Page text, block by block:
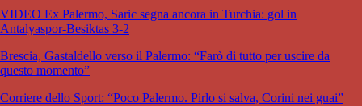
VIDEO Ex Palermo, Saric segna ancora in Turchia: gol in
Antalyaspor-Besiktas 3-2
Brescia, Gastaldello verso il Palermo: “Farò di tutto per uscire da
questo momento”
Corriere dello Sport: “Poco Palermo. Pirlo si salva, Corini nei guai”